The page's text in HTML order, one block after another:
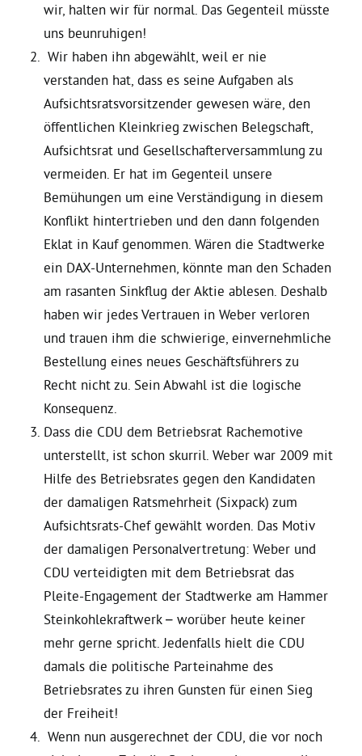
Fraktionsgeschäftsstelle
Aktiv werden
Termine
Arbeitsgruppen
Mitglied werden
Engagement-Sprechstunde
Grüne Jugend
CampusGrün
Aktuelles
Termine
Kontakt
wir, halten wir für normal. Das Gegenteil müsste
uns beunruhigen!
Wir haben ihn abgewählt, weil er nie
verstanden hat, dass es seine Aufgaben als
Aufsichtsratsvorsitzender gewesen wäre, den
öffentlichen Kleinkrieg zwischen Belegschaft,
Aufsichtsrat und Gesellschafterversammlung zu
vermeiden. Er hat im Gegenteil unsere
Bemühungen um eine Verständigung in diesem
Konflikt hintertrieben und den dann folgenden
Eklat in Kauf genommen. Wären die Stadtwerke
ein DAX-Unternehmen, könnte man den Schaden
am rasanten Sinkflug der Aktie ablesen. Deshalb
haben wir jedes Vertrauen in Weber verloren
und trauen ihm die schwierige, einvernehmliche
Bestellung eines neues Geschäftsführers zu
Recht nicht zu. Sein Abwahl ist die logische
Konsequenz.
Dass die CDU dem Betriebsrat Rachemotive
unterstellt, ist schon skurril. Weber war 2009 mit
Hilfe des Betriebsrates gegen den Kandidaten
der damaligen Ratsmehrheit (Sixpack) zum
Aufsichtsrats-Chef gewählt worden. Das Motiv
der damaligen Personalvertretung: Weber und
CDU verteidigten mit dem Betriebsrat das
Pleite-Engagement der Stadtwerke am Hammer
Steinkohlekraftwerk – worüber heute keiner
mehr gerne spricht. Jedenfalls hielt die CDU
damals die politische Parteinahme des
Betriebsrates zu ihren Gunsten für einen Sieg
der Freiheit!
Wenn nun ausgerechnet der CDU, die vor noch